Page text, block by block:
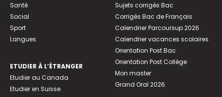
Santé
Social
Sport
Langues
ETUDIER À L’ÉTRANGER
Etudier au Canada
Etudier en Suisse
Sujets corrigés Bac
Corrigés Bac de Français
Calendrier Parcoursup 2026
Calendrier vacances scolaires
Orientation Post Bac
Orientation Post Collège
Mon master
Grand Oral 2026